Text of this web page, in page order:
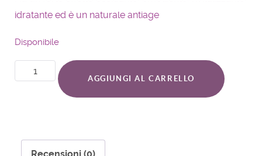
idratante ed è un naturale antiage
Disponibile
AGGIUNGI AL CARRELLO